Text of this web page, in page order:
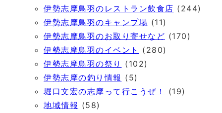
伊勢志摩鳥羽のレストラン飲食店 (244)
伊勢志摩鳥羽のキャンプ場 (11)
伊勢志摩鳥羽のお取り寄せなど (170)
伊勢志摩鳥羽のイベント
(280)
伊勢志摩鳥羽の祭り
(102)
伊勢志摩の釣り情報 (5)
堀口文宏の志摩って行こうぜ！
(19)
地域情報 (58)